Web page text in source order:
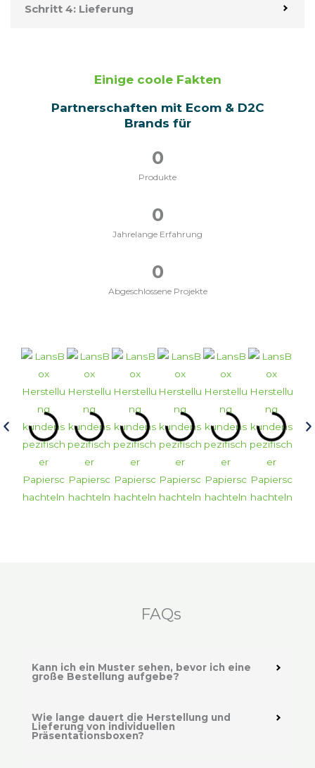
Schritt 4: Lieferung
Einige coole Fakten
Partnerschaften mit Ecom & D2C
Brands für
Produkte
0
Jahrelange Erfahrung
0
Abgeschlossene Projekte
0
FAQs
Kann ich ein Muster sehen, bevor ich eine
große Bestellung aufgebe?
Wie lange dauert die Herstellung und
Lieferung von individuellen
Präsentationsboxen?